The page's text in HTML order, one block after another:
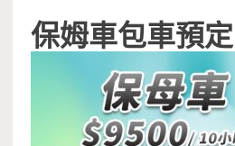
保姆車包車預定